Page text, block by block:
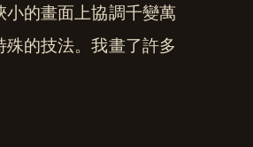
的畫面上協調千變萬
的技法。我畫了許多